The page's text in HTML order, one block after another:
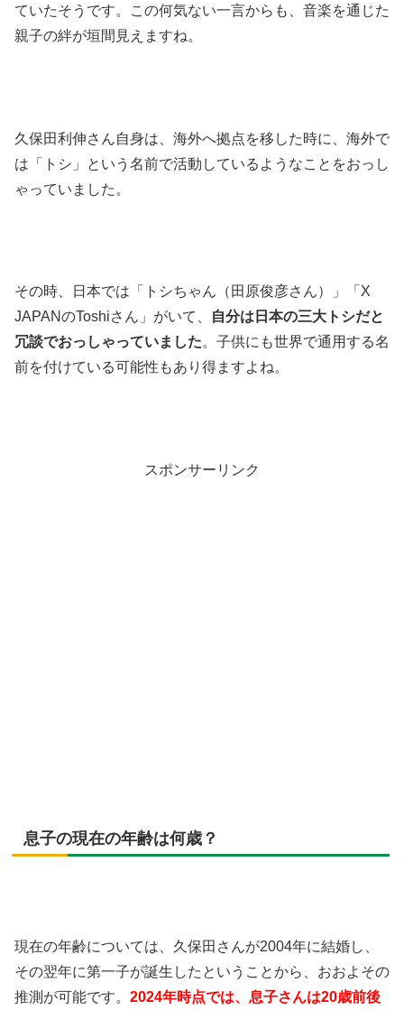
ていたそうです。この何気ない一言からも、音楽を通じた
親子の絆が垣間見えますね。
久保田利伸さん自身は、海外へ拠点を移した時に、海外で
は「トシ」という名前で活動しているようなことをおっし
ゃっていました。
その時、日本では「トシちゃん（田原俊彦さん）」「X
JAPANのToshiさん」がいて、
自分は日本の三大トシだと
冗談でおっしゃっていました。子供にも世界で通用する名
前を付けている可能性もあり得ますよね。
スポンサーリンク
息子の現在の年齢は何歳？
現在の年齢については、久保田さんが2004年に結婚し、
その翌年に第一子が誕生したということから、おおよその
推測が可能です。 2024年時点では、息子さんは20歳前後